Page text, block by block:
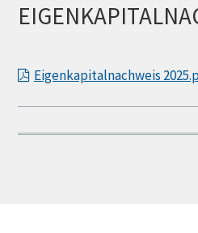
Eigenkapitalnachweis